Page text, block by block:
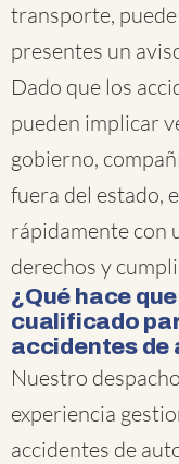
transporte,
presentes un
Dado que los
pueden implicar
gobierno,
fuera del estado,
rápidamente con
derechos y
¿Qué hace
cualificado
accidentes de
Nuestro
experiencia
accidentes de